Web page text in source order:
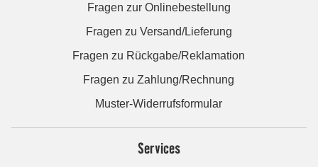
Fragen zur Onlinebestellung
Fragen zu Versand/Lieferung
Fragen zu Rückgabe/Reklamation
Fragen zu Zahlung/Rechnung
Muster-Widerrufsformular
Services